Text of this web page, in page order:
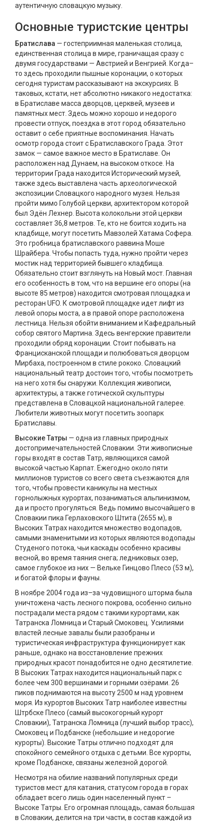
аутентичную словацкую музыку.
Основные туристские центры
Братислава — гостеприимная маленькая столица,
единственная столица в мире, граничащая сразу с
двумя государствами — Австрией и Венгрией. Когда–
то здесь проходили пышные коронации, о которых
сегодня туристам рассказывают на экскурсиях. В
таковых, кстати, нет абсолютно никакого недостатка:
в Братиславе масса дворцов, церквей, музеев и
памятных мест. Здесь можно хорошо и недорого
провести отпуск, поездка в этот город обязательно
оставит о себе приятные воспоминания. Начать
осмотр города стоит с Братиславского Града. Этот
замок — самое важное место в Братиславе. Он
расположен над Дунаем, на высоком откосе. На
территории Града находится Исторический музей,
также здесь выставлена часть археологической
экспозиции Словацкого народного музея. Нельзя
пройти мимо Голубой церкви, архитектором которой
был Эдён Лехнер. Высота колокольни этой церкви
составляет 36,8 метров. Те, кто не боится ходить на
кладбище, могут посетить Мавзолей Хатама Софера.
Это гробница братиславского раввина Моше
Шрайбера. Чтобы попасть туда, нужно пройти через
мостик над территорией бывшего кладбища.
Обязательно стоит взглянуть на Новый мост. Главная
его особенность в том, что на вершине его опоры (на
высоте 85 метров) находится смотровая площадка и
ресторан UFO. К смотровой площадке идет лифт из
левой опоры моста, а в правой опоре расположена
лестница. Нельзя обойти вниманием и Кафедральный
собор святого Мартина. Здесь венгерские правители
проходили обряд коронации. Стоит побывать на
Францисканской площади и полюбоваться дворцом
Мирбаха, построенном в стиле рококо. Словацкий
национальный театр достоин того, чтобы посмотреть
на него хотя бы снаружи. Коллекция живописи,
архитектуры, а также готической скульптуры
представлена в Словацкой национальной галерее.
Любители животных могут посетить зоопарк
Братиславы.
Высокие Татры — одна из главных природных
достопримечательностей Словакии. Эти живописные
горы входят в состав Татр, являющихся самой
высокой частью Карпат. Ежегодно около пяти
миллионов туристов со всего света съезжаются для
того, чтобы провести каникулы на местных
горнолыжных курортах, позаниматься альпинизмом,
да и просто прогуляться. Ведь помимо высочайшего в
Словакии пика Герлаховского Штита (2655 м), в
Высоких Татрах находится множество водопадов,
самыми знаменитыми из которых являются водопады
Студеного потока, чьи каскады особенно красивы
весной, во время таяния снега; ледниковых озер,
самое глубокое из них — Вельке Гинцово Плесо (53 м),
и богатой флоры и фауны.
В ноябре 2004 года из–за чудовищного шторма была
уничтожена часть лесного покрова, особенно сильно
пострадали места рядом с такими курортами, как
Татранска Ломница и Старый Смоковец. Усилиями
властей лесные завалы были разобраны и
туристическая инфраструктура функционирует как
раньше, однако на восстановление прежних
природных красот понадобится не одно десятилетие.
В Высоких Татрах находится национальный парк с
более чем 300 вершинами и горными озёрами. 26
пиков поднимаются на высоту 2500 м над уровнем
моря. Из курортов Высоких Татр наиболее известны
Штрбске Плесо (самый высокогорный курорт
Словакии), Татранска Ломница (лучший выбор трасс),
Смоковец и Подбанске (небольшие и недорогие
курорты). Высокие Татры отлично подходят для
спокойного семейного отдыха с детьми. Все курорты,
кроме Подбанске, связаны железной дорогой.
Несмотря на обилие названий популярных среди
туристов мест для катания, статусом города в горах
обладает всего лишь один населенный пункт –
Высоке Татры. Его огромная площадь, самая большая
в Словакии, делится на три части, в состав каждой из